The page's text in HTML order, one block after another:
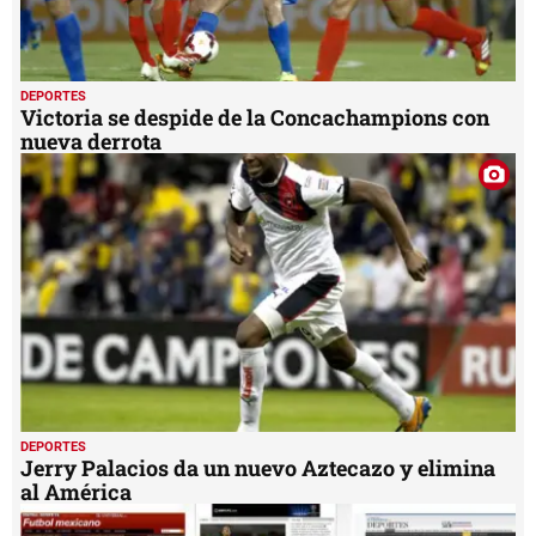
DEPORTES
Victoria se despide de la Concachampions con
nueva derrota
DEPORTES
Jerry Palacios da un nuevo Aztecazo y elimina
al América